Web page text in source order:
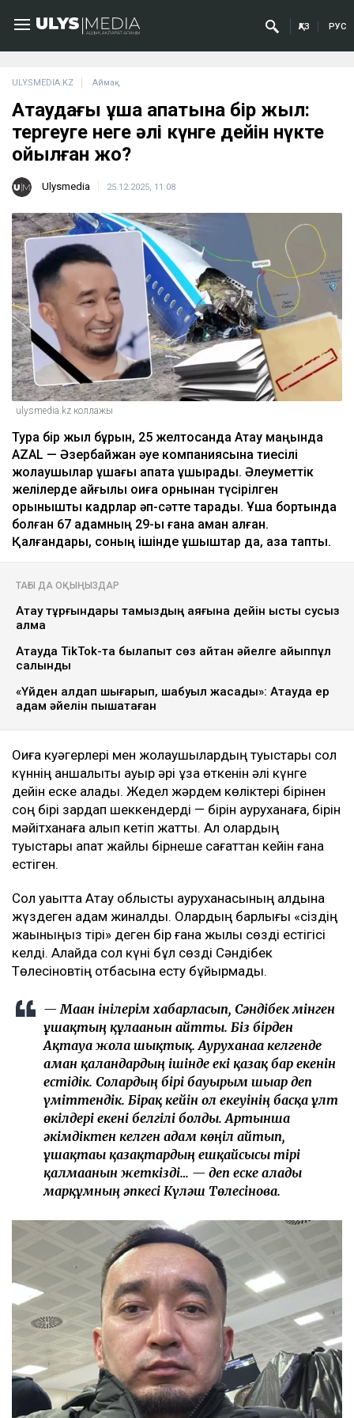
ҚАЗ РУС
ULYSMEDIA.KZ Аймақ
Ақтаудағы ұшақ апатына бір жыл:
тергеуге неге әлі күнге дейін нүкте
қойылған жоқ?
Ulysmedia 25.12.2025, 11:08
ulysmedia.kz коллажы
Тура бір жыл бұрын, 25 желтоқсанда Ақтау маңында
AZAL — Әзербайжан әуе компаниясына тиесілі
жолаушылар ұшағы апатқа ұшырады. Әлеуметтік
желілерде қайғылы оқиға орнынан түсірілген
қорқынышты кадрлар әп-сәтте тарады. Ұшақ бортында
болған 67 адамның 29-ы ғана аман қалған.
Қалғандары, соның ішінде ұшқыштар да, қаза тапты.
ТАҒЫ ДА ОҚЫҢЫЗДАР
Ақтау тұрғындары тамыздың аяғына дейін ыстық сусыз
қалмақ
Ақтауда TikTok-та былапыт сөз айтқан әйелге айыппұл
салынды
«Үйден алдап шығарып, шабуыл жасады»: Ақтауда ер
адам әйелін пышақтаған
Оқиға куәгерлері мен жолаушылардың туыстары сол
күннің қаншалықты ауыр әрі ұзақ өткенін әлі күнге
дейін еске алады. Жедел жәрдем көліктері бірінен
соң бірі зардап шеккендерді — бірін ауруханаға, бірін
мәйітханаға алып кетіп жатты. Ал олардың
туыстары апат жайлы бірнеше сағаттан кейін ғана
естіген.
Сол уақытта Ақтау облыстық ауруханасының алдына
жүздеген адам жиналды. Олардың барлығы «сіздің
жақыныңыз тірі» деген бір ғана жылы сөзді естігісі
келді. Алайда сол күні бұл сөзді Сәндібек
Төлесіновтің отбасына есту бұйырмады.
— Маған інілерім хабарласып, Сәндібек мінген
ұшақтың құлағанын айтты. Біз бірден
Ақтауға жолға шықтық. Ауруханаға келгенде
аман қалғандардың ішінде екі қазақ бар екенін
естідік. Солардың бірі бауырым шығар деп
үміттендік. Бірақ кейін ол екеуінің басқа ұлт
өкілдері екені белгілі болды. Артынша
әкімдіктен келген адам көңіл айтып,
ұшақтағы қазақтардың ешқайсысы тірі
қалмағанын жеткізді… — деп еске алады
марқұмның әпкесі Күләш Төлесінова.